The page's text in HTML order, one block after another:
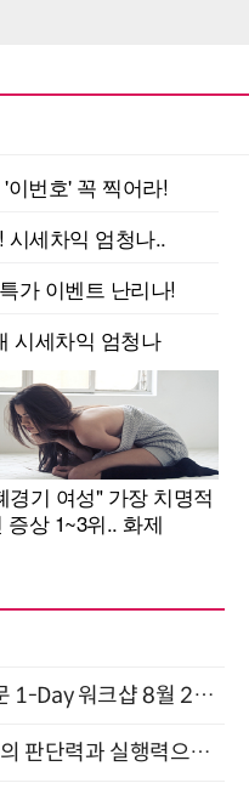
양자컴퓨팅 비즈니스·기술 입문 1-Day 워크샵 8월 28일 개최
“문서에 묻힌 지식을 꺼내, 회사의 판단력과 실행력으로 바꾸다” (8/20)